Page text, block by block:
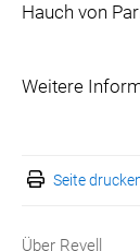
Hauch von
Weitere
Seite
Über Revell